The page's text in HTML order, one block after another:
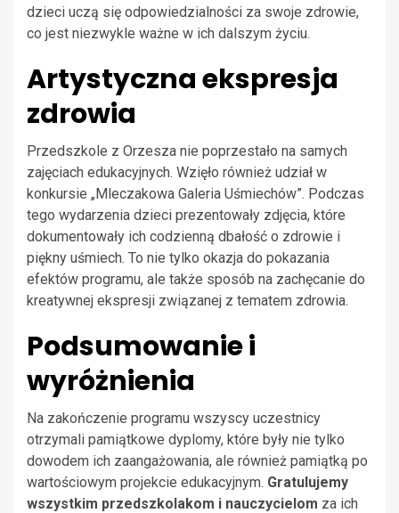
dzieci uczą się odpowiedzialności za swoje zdrowie,
co jest niezwykle ważne w ich dalszym życiu.
Artystyczna ekspresja
zdrowia
Przedszkole z Orzesza nie poprzestało na samych
zajęciach edukacyjnych. Wzięło również udział w
konkursie „Mleczakowa Galeria Uśmiechów”. Podczas
tego wydarzenia dzieci prezentowały zdjęcia, które
dokumentowały ich codzienną dbałość o zdrowie i
piękny uśmiech. To nie tylko okazja do pokazania
efektów programu, ale także sposób na zachęcanie do
kreatywnej ekspresji związanej z tematem zdrowia.
Podsumowanie i
wyróżnienia
Na zakończenie programu wszyscy uczestnicy
otrzymali pamiątkowe dyplomy, które były nie tylko
dowodem ich zaangażowania, ale również pamiątką po
wartościowym projekcie edukacyjnym. Gratulujemy
wszystkim przedszkolakom i nauczycielom za ich